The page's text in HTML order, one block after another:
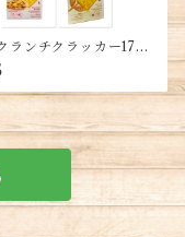
ランチクラッカー172
り)・AFC Bánh Cra
(8 gói nhỏ)